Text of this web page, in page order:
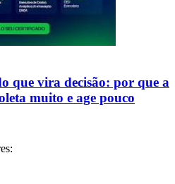
que vira decisão: por que a
muito e age pouco